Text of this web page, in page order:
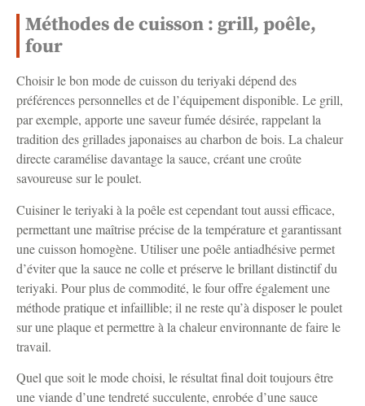
Méthodes de cuisson : grill, poêle,
four
Choisir le bon mode de cuisson du teriyaki dépend des
préférences personnelles et de l’équipement disponible. Le grill,
par exemple, apporte une saveur fumée désirée, rappelant la
tradition des grillades japonaises au charbon de bois. La chaleur
directe caramélise davantage la sauce, créant une croûte
savoureuse sur le poulet.
Cuisiner le teriyaki à la poêle est cependant tout aussi efficace,
permettant une maîtrise précise de la température et garantissant
une cuisson homogène. Utiliser une poêle antiadhésive permet
d’éviter que la sauce ne colle et préserve le brillant distinctif du
teriyaki. Pour plus de commodité, le four offre également une
méthode pratique et infaillible; il ne reste qu’à disposer le poulet
sur une plaque et permettre à la chaleur environnante de faire le
travail.
Quel que soit le mode choisi, le résultat final doit toujours être
une viande d’une tendreté succulente, enrobée d’une sauce